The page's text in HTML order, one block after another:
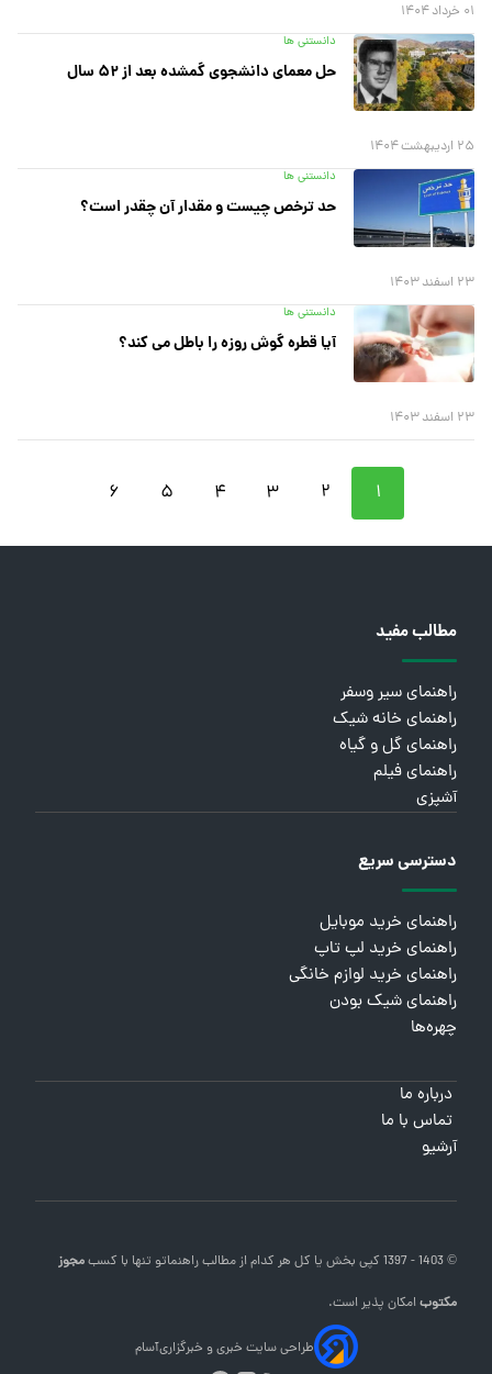
۰۱ خرداد ۱۴۰۴
دانستنی ها
حل معمای دانشجوی گمشده بعد از ۵۲ سال
۲۵ اردیبهشت ۱۴۰۴
دانستنی ها
حد ترخص چیست و مقدار آن چقدر است؟
۲۳ اسفند ۱۴۰۳
دانستنی ها
آیا قطره گوش روزه را باطل می کند؟
۲۳ اسفند ۱۴۰۳
۱ ۲ ۳ ۴ ۵ ۶
مطالب مفید
راهنمای سیر وسفر
راهنمای خانه شیک
راهنمای گل و گیاه
راهنمای فیلم
آشپزی
دسترسی سریع
راهنمای خرید موبایل
راهنمای خرید لپ تاپ
راهنمای خرید لوازم خانگی
راهنمای شیک بودن
چهره‌ها
درباره ما
تماس با ما
آرشیو
© 1403 - 1397 کپی بخش یا کل هر کدام از مطالب راهنماتو تنها با کسبمجوز
مکتوبامکان پذیر است.
طراحی سایت خبری و خبرگزاریآسام